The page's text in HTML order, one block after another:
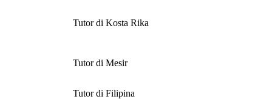
Tutor di Kosta Rika
Tutor di Mesir
Tutor di Filipina